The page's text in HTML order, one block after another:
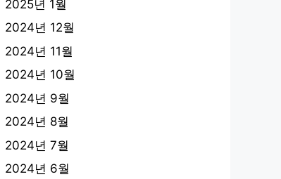
2025년 1월
2024년 12월
2024년 11월
2024년 10월
2024년 9월
2024년 8월
2024년 7월
2024년 6월